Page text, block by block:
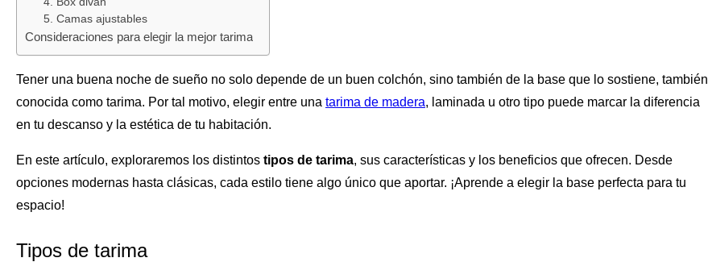
5. Camas ajustables
Consideraciones para elegir la mejor tarima
Tener una buena noche de sueño no solo depende de un buen colchón, sino también de la base que lo sostiene, también
conocida como tarima. Por tal motivo, elegir entre una tarima de madera, laminada u otro tipo puede marcar la diferencia
en tu descanso y la estética de tu habitación.
En este artículo, exploraremos los distintos tipos de tarima, sus características y los beneficios que ofrecen. Desde
opciones modernas hasta clásicas, cada estilo tiene algo único que aportar. ¡Aprende a elegir la base perfecta para tu
espacio!
Tipos de tarima